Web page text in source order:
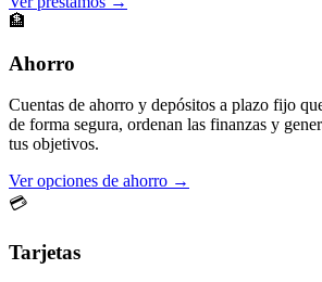
🏦
Ahorro
Cuentas de ahorro y depósitos a plazo fijo
de forma segura, ordenan las finanzas y
tus objetivos.
Ver opciones de ahorro →
💳
Tarjetas